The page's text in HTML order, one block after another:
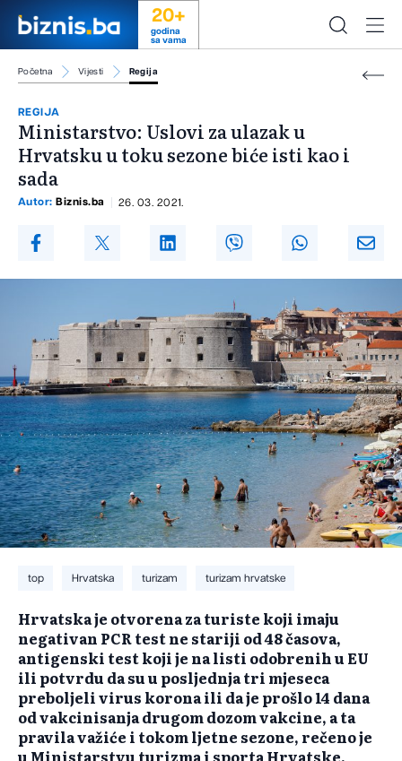
20+
godina
sa vama
Početna Vijesti Regija
REGIJA
Ministarstvo: Uslovi za ulazak u
Hrvatsku u toku sezone biće isti kao i
sada
Autor: Biznis.ba 26. 03. 2021.
top Hrvatska turizam turizam hrvatske
Hrvatska je otvorena za turiste koji imaju
negativan PCR test ne stariji od 48 časova,
antigenski test koji je na listi odobrenih u EU
ili potvrdu da su u posljednja tri mjeseca
preboljeli virus korona ili da je prošlo 14 dana
od vakcinisanja drugom dozom vakcine, a ta
pravila važiće i tokom ljetne sezone, rečeno je